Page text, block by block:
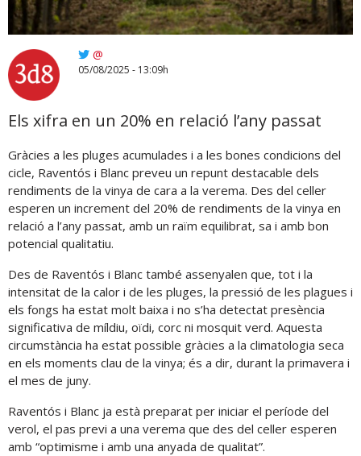
@
05/08/2025 - 13:09h
Els xifra en un 20% en relació l’any passat
Gràcies a les pluges acumulades i a les bones condicions del
cicle, Raventós i Blanc preveu un repunt destacable dels
rendiments de la vinya de cara a la verema. Des del celler
esperen un increment del 20% de rendiments de la vinya en
relació a l’any passat, amb un raïm equilibrat, sa i amb bon
potencial qualitatiu.
Des de Raventós i Blanc també assenyalen que, tot i la
intensitat de la calor i de les pluges, la pressió de les plagues i
els fongs ha estat molt baixa i no s’ha detectat presència
significativa de míldiu, oïdi, corc ni mosquit verd. Aquesta
circumstància ha estat possible gràcies a la climatologia seca
en els moments clau de la vinya; és a dir, durant la primavera i
el mes de juny.
Raventós i Blanc ja està preparat per iniciar el període del
verol, el pas previ a una verema que des del celler esperen
amb “optimisme i amb una anyada de qualitat”.